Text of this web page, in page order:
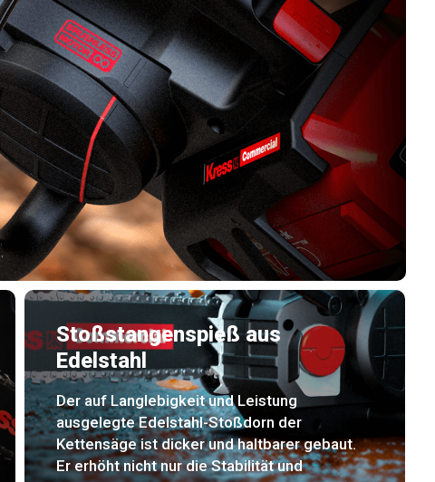
Stoßstangenspieß aus
Edelstahl
Der auf Langlebigkeit und Leistung
ausgelegte Edelstahl-Stoßdorn der
Kettensäge ist dicker und haltbarer gebaut.
Er erhöht nicht nur die Stabilität und